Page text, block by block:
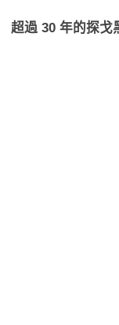
超過 30 年的探戈